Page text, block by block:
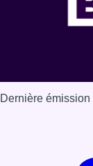
Dernière émission